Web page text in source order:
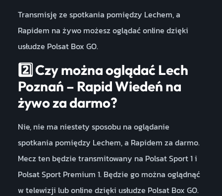
Transmisję ze spotkania pomiędzy Lechem, a
Rapidem na żywo możesz oglądać online dzięki
usłudze Polsat Box GO.
2️⃣Czy można oglądać Lech
Poznań – Rapid Wiedeń na
żywo za darmo?
Nie, nie ma niestety sposobu na oglądanie
spotkania pomiędzy Lechem, a Rapidem za darmo.
Mecz ten będzie transmitowany na Polsat Sport 1 i
Polsat Sport Premium 1. Będzie go można oglądnąć
w telewizji lub online dzięki usłudze Polsat Box GO.